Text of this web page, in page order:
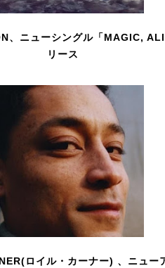
、ニューシングル「MAGIC,
リース
ロイル・カーナー) 、ニュー